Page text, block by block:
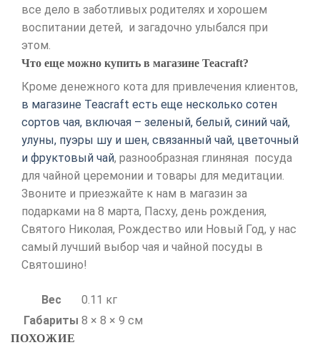
все дело в заботливых родителях и хорошем
воспитании детей, и загадочно улыбался при
этом.
Что еще можно купить в магазине Teacraft?
Кроме денежного кота для привлечения клиентов,
в магазине Teacraft есть еще несколько сотен
сортов чая, включая – зеленый, белый, синий чай,
улуны, пуэры шу и шен, связанный чай, цветочный
и фруктовый чай, разнообразная глиняная посуда
для чайной церемонии и товары для медитации.
Звоните и приезжайте к нам в магазин за
подарками на 8 марта, Пасху, день рождения,
Святого Николая, Рождество или Новый Год, у нас
самый лучший выбор чая и чайной посуды в
Святошино!
Вес
0.11 кг
Габариты 8 × 8 × 9 см
ПОХОЖИЕ